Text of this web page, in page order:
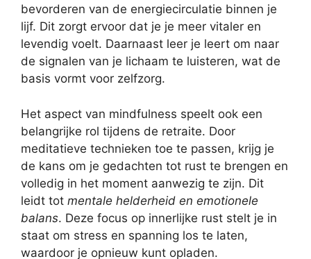
bevorderen van de energiecirculatie binnen je
lijf. Dit zorgt ervoor dat je je meer vitaler en
levendig voelt. Daarnaast leer je leert om naar
de signalen van je lichaam te luisteren, wat de
basis vormt voor zelfzorg.
Het aspect van mindfulness speelt ook een
belangrijke rol tijdens de retraite. Door
meditatieve technieken toe te passen, krijg je
de kans om je gedachten tot rust te brengen en
volledig in het moment aanwezig te zijn. Dit
leidt tot mentale helderheid en emotionele
balans. Deze focus op innerlijke rust stelt je in
staat om stress en spanning los te laten,
waardoor je opnieuw kunt opladen.